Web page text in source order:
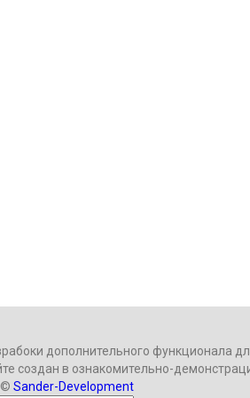
дополнительного функционала
создан в ознакомительно-
© Sander-Development